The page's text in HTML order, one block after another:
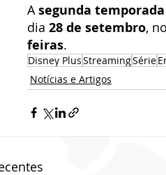
A segunda temporada
dia 28 de setembro, no
feiras.
Disney PlusStreamingSérie
Notícias e Artigos